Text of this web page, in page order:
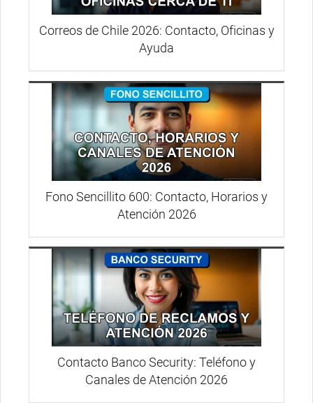
Correos de Chile 2026: Contacto, Oficinas y
Ayuda
Fono Sencillito 600: Contacto, Horarios y
Atención 2026
Contacto Banco Security: Teléfono y
Canales de Atención 2026